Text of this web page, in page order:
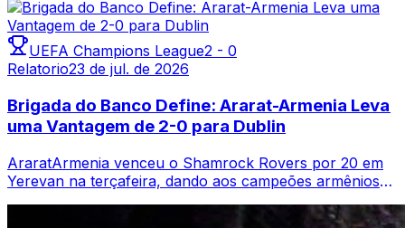
UEFA Champions League2 - 0
Relatorio23 de jul. de 2026
Brigada do Banco Define: Ararat-Armenia Leva
uma Vantagem de 2-0 para Dublin
AraratArmenia venceu o Shamrock Rovers por 20 em
Yerevan na terçafeira, dando aos campeões armênios